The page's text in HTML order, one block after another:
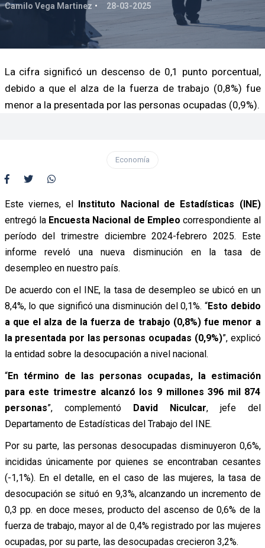
Camilo Vega Martinez 28-03-2025
La cifra significó un descenso de 0,1 punto porcentual,
debido a que el alza de la fuerza de trabajo (0,8%) fue
menor a la presentada por las personas ocupadas (0,9%).
Economía
Este viernes, el Instituto Nacional de Estadísticas (INE)
entregó laEncuesta Nacional de Empleo correspondiente al
período del trimestre diciembre 2024-febrero 2025. Este
informe reveló una nueva disminución en la tasa de
desempleo en nuestro país.
De acuerdo con el INE, la tasa de desempleo se ubicó en un
8,4%, lo que significó una disminución del 0,1%. “Esto debido
a que el alza de la fuerza de trabajo (0,8%) fue menor a
la presentada por las personas ocupadas (0,9%)”, explicó
la entidad sobre la desocupación a nivel nacional.
“En término de las personas ocupadas, la estimación
para este trimestre alcanzó los 9 millones 396 mil 874
personas”, complementóDavid Niculcar, jefe del
Departamento de Estadísticas del Trabajo del INE.
Por su parte, las personas desocupadas disminuyeron 0,6%,
incididas únicamente por quienes se encontraban cesantes
(-1,1%). En el detalle, en el caso de las mujeres, la tasa de
desocupación se situó en 9,3%, alcanzando un incremento de
0,3 pp. en doce meses, producto del ascenso de 0,6% de la
fuerza de trabajo, mayor al de 0,4% registrado por las mujeres
ocupadas, por su parte, las desocupadas crecieron 3,2%.